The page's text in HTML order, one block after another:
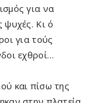
για να
ψυχές. Κι ό
για τούς
εχθροί…
και πίσω της